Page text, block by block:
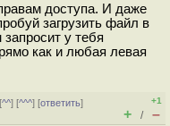
доступа. И даже
загрузить файл в
у тебя
как и любая левая
^^] [^^^] [ответить]
+1
+ / –